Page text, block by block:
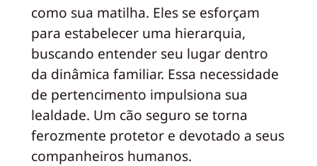
como sua matilha. Eles se esforçam
para estabelecer uma hierarquia,
buscando entender seu lugar dentro
da dinâmica familiar. Essa necessidade
de pertencimento impulsiona sua
lealdade. Um cão seguro se torna
ferozmente protetor e devotado a seus
companheiros humanos.